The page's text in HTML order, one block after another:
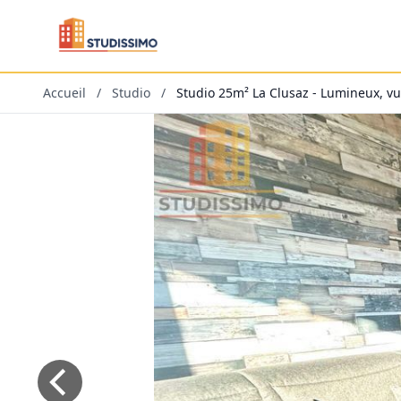
Accueil / Studio / Studio 25m² La Clusaz - Lumineux,